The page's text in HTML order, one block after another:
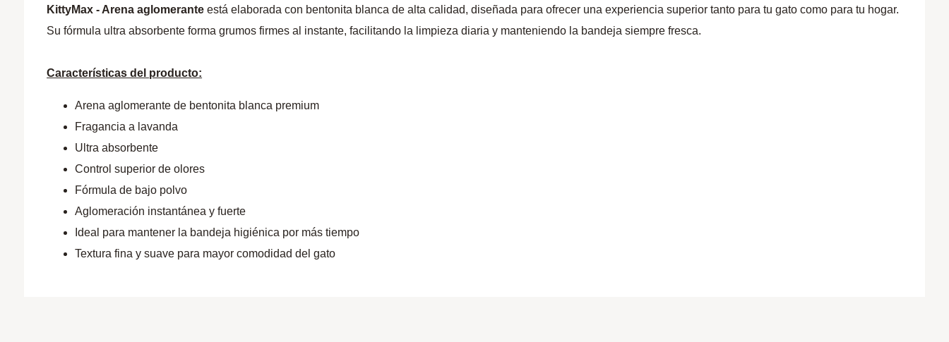
KittyMax - Arena aglomeranteestá elaborada con bentonita blanca de alta calidad, diseñada para ofrecer una experiencia superior tanto para tu gato como para tu hogar.
Su fórmula ultra absorbente forma grumos firmes al instante, facilitando la limpieza diaria y manteniendo la bandeja siempre fresca.
Características del producto:
Arena aglomerante de bentonita blanca premium
Fragancia a lavanda
Ultra absorbente
Control superior de olores
Fórmula de bajo polvo
Aglomeración instantánea y fuerte
Ideal para mantener la bandeja higiénica por más tiempo
Textura fina y suave para mayor comodidad del gato